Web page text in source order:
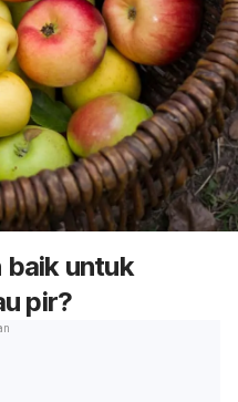
baik untuk
pir?